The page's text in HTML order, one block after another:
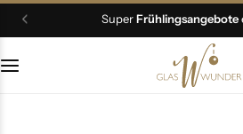
SuperFrühlingsangebote